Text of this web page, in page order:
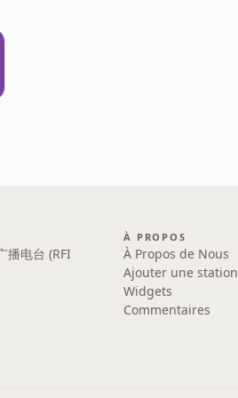
播电台 (RFI
À PROPOS
À Propos de Nous
Ajouter une station
Widgets
Commentaires